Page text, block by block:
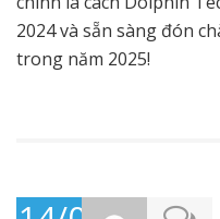
2024 và sẵn sàng đón
trong năm 2025!